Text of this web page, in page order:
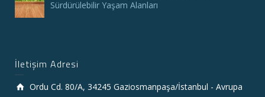
Sürdürülebilir Yaşam Alanları
İletişim Adresi
Ordu Cd. 80/A, 34245 Gaziosmanpaşa/İstanbul - Avrupa